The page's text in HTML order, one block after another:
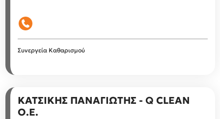
Συνεργεία Καθαρισμού
ΚΑΤΣΙΚΗΣ ΠΑΝΑΓΙΩΤΗΣ - Q CLEAN
Ο.Ε.